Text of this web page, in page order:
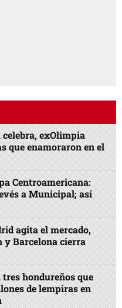
exOlimpia
que enamoraron en el
Centroamericana:
a Municipal; así
agita el mercado,
y Barcelona cierra
hondureños que
de lempiras en